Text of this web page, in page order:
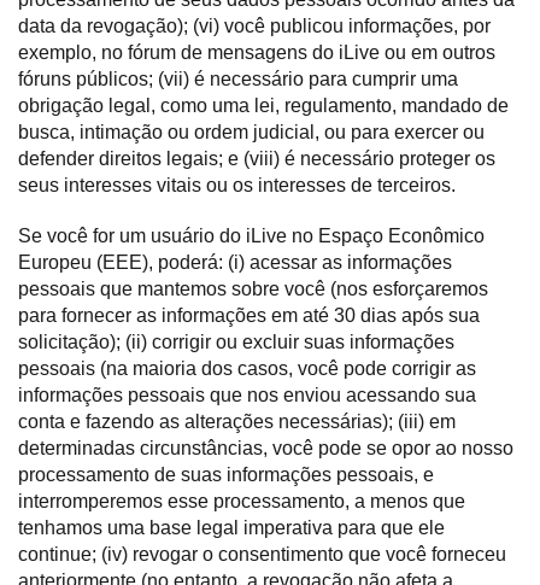
data da revogação); (vi) você publicou informações, por
exemplo, no fórum de mensagens do iLive ou em outros
fóruns públicos; (vii) é necessário para cumprir uma
obrigação legal, como uma lei, regulamento, mandado de
busca, intimação ou ordem judicial, ou para exercer ou
defender direitos legais; e (viii) é necessário proteger os
seus interesses vitais ou os interesses de terceiros.
Se você for um usuário do iLive no Espaço Econômico
Europeu (EEE), poderá: (i) acessar as informações
pessoais que mantemos sobre você (nos esforçaremos
para fornecer as informações em até 30 dias após sua
solicitação); (ii) corrigir ou excluir suas informações
pessoais (na maioria dos casos, você pode corrigir as
informações pessoais que nos enviou acessando sua
conta e fazendo as alterações necessárias); (iii) em
determinadas circunstâncias, você pode se opor ao nosso
processamento de suas informações pessoais, e
interromperemos esse processamento, a menos que
tenhamos uma base legal imperativa para que ele
continue; (iv) revogar o consentimento que você forneceu
anteriormente (no entanto, a revogação não afeta a